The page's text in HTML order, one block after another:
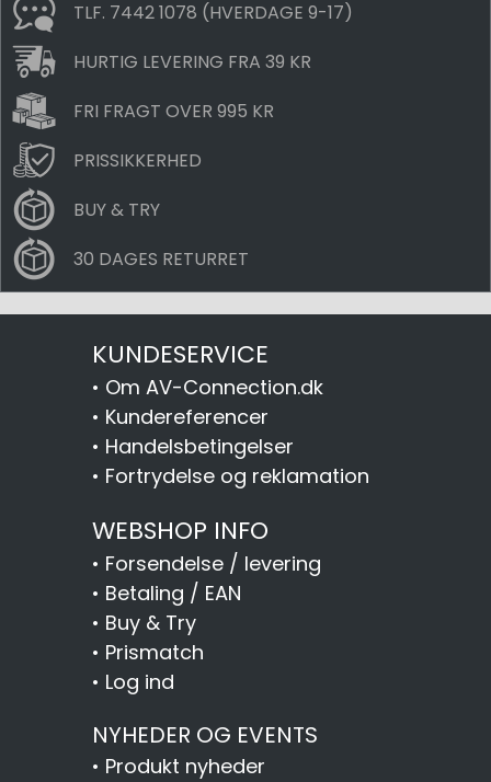
TLF. 7442 1078 (HVERDAGE 9-17)
HURTIG LEVERING FRA 39 KR
FRI FRAGT OVER 995 KR
PRISSIKKERHED
BUY & TRY
30 DAGES RETURRET
KUNDESERVICE
• Om AV-Connection.dk
• Kundereferencer
• Handelsbetingelser
• Fortrydelse og reklamation
WEBSHOP INFO
• Forsendelse / levering
• Betaling / EAN
• Buy & Try
• Prismatch
• Log ind
NYHEDER OG EVENTS
• Produkt nyheder